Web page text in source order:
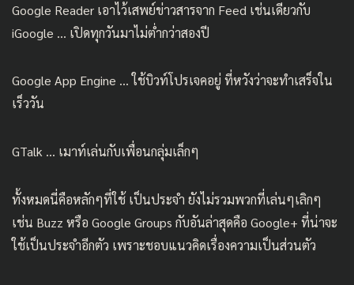
Google Reader เอาไว้เสพย์ข่าวสารจาก Feed เช่นเดียวกับ
iGoogle … เปิดทุกวันมาไม่ต่ำกว่าสองปี
Google App Engine … ใช้บิวท์โปรเจคอยู่ ที่หวังว่าจะทำเสร็จใน
เร็ววัน
GTalk … เมาท์เล่นกับเพื่อนกลุ่มเล็กๆ
ทั้งหมดนี่คือหลักๆที่ใช้ เป็นประจำ ยังไม่รวมพวกที่เล่นๆเลิกๆ
เช่น Buzz หรือ Google Groups กับอันล่าสุดคือ Google+ ที่น่าจะ
ใช้เป็นประจำอีกตัว เพราะชอบแนวคิดเรื่องความเป็นส่วนตัว